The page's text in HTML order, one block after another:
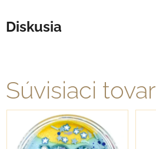
Diskusia
Súvisiaci tovar